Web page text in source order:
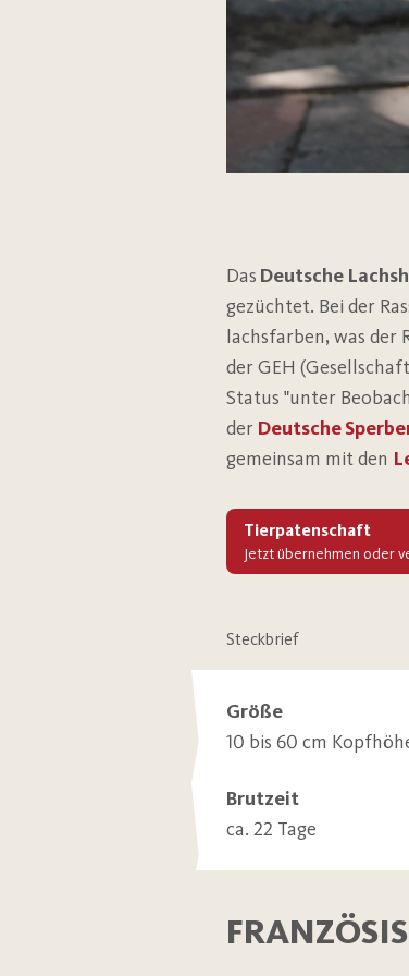
Das Deutsche
gezüchtet. Bei der
lachsfarben, was der
der GEH
Status "unter
der Deutsche
gemeinsam mit den
Tierpatenschaft
Jetzt übernehmen oder
Steckbrief
Größe
10 bis 60 cm
Brutzeit
ca. 22 Tage